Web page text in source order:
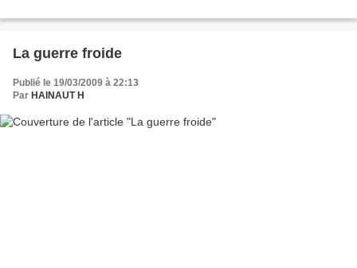
La guerre froide
Publié le 19/03/2009 à 22:13
Par HAINAUT H